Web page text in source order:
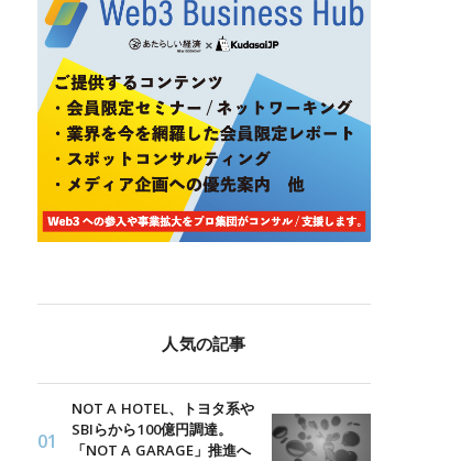
人気の記事
NOT A HOTEL、トヨタ系や
SBIらから100億円調達。
「NOT A GARAGE」推進へ